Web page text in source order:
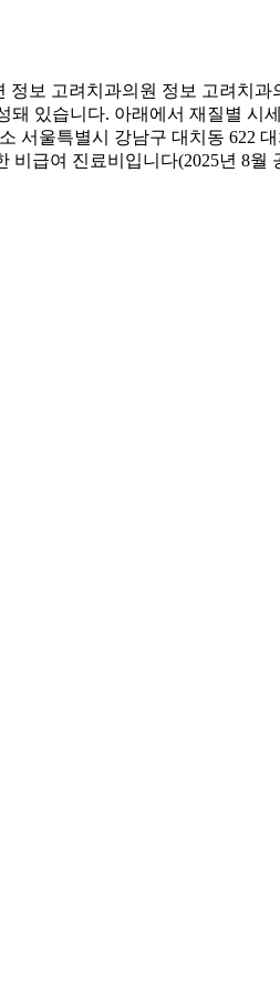
보 고려치과의원 정보 고려치
있습니다. 아래에서 재질별 시
서울특별시 강남구 대치동 622
급여 진료비입니다(2025년 8월